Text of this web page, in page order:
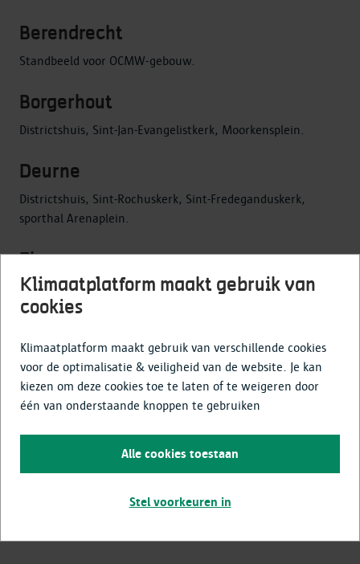
Berendrecht
Standbeeld voor OCMW-gebouw.
Borgerhout
Districtshuis, Sint-Jan-Evangelistkerk, Moorkensplein.
Deurne
Districtshuis, Sint-Rochuskerk, Sint-Fredeganduskerk,
sporthal Arenaplein.
Ekeren
Standbeeld Den Bierpruver, Hof De Bist, Sint-
Lambertuskerk, Lancastermonument, Canadezenplein.
Hoboken
Kasteel Broydenborg, cultureel centrum Gravenhof, Onze-
Lieve-Vrouw-Geboortekerk, Sint-Jozefkerk.
Merksem
Klimaatplatform maakt gebruik van
cookies
Klimaatplatform maakt gebruik van verschillende cookies
voor de optimalisatie & veiligheid van de website. Je kan
kiezen om deze cookies toe te laten of te weigeren door
één van onderstaande knoppen te gebruiken
Alle cookies toestaan
Stel voorkeuren in